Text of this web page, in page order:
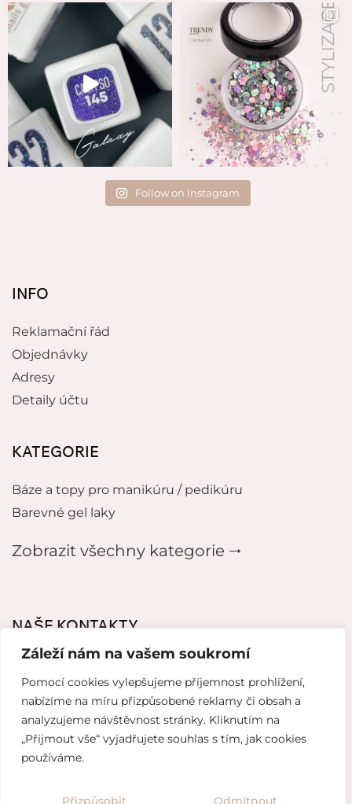
Záleží nám na vašem soukromí
Pomocí cookies vylepšujeme příjemnost prohlížení,
nabízíme na míru přizpůsobené reklamy či obsah a
analyzujeme návštěvnost stránky. Kliknutím na
„Přijmout vše“ vyjadřujete souhlas s tím, jak cookies
používáme.
Přizpůsobit Odmítnout
Follow on Instagram
INFO
Reklamační řád
Objednávky
Adresy
Detaily účtu
KATEGORIE
Báze a topy pro manikúru / pedikúru
Barevné gel laky
Zobrazit všechny kategorie 🠂
NAŠE KONTAKTY
mikeladzebeauty@gmail.com
+420 776627318
U Pergamenky 12, Praha 7